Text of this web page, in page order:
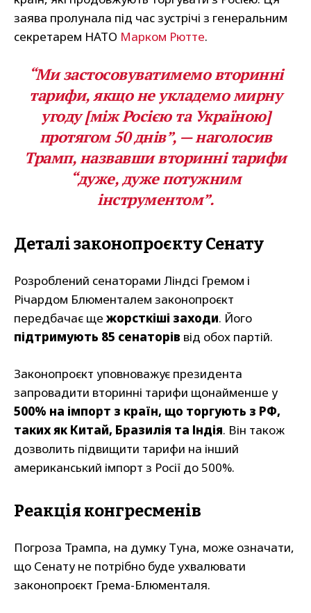
заява пролунала під час зустрічі з генеральним
секретарем НАТО Марком Рютте.
“Ми застосовуватимемо вторинні
тарифи, якщо не укладемо мирну
угоду [між Росією та Україною]
протягом 50 днів”, — наголосив
Трамп, назвавши вторинні тарифи
“дуже, дуже потужним
інструментом”.
Деталі законопроєкту Сенату
Розроблений сенаторами Ліндсі Гремом і
Річардом Блюменталем законопроєкт
передбачає ще жорсткіші заходи. Його
підтримують 85 сенаторів від обох партій.
Законопроєкт уповноважує президента
запровадити вторинні тарифи щонайменше у
500% на імпорт з країн, що торгують з РФ,
таких як Китай, Бразилія та Індія. Він також
дозволить підвищити тарифи на інший
американський імпорт з Росії до 500%.
Реакція конгресменів
Погроза Трампа, на думку Туна, може означати,
що Сенату не потрібно буде ухвалювати
законопроєкт Грема-Блюменталя.